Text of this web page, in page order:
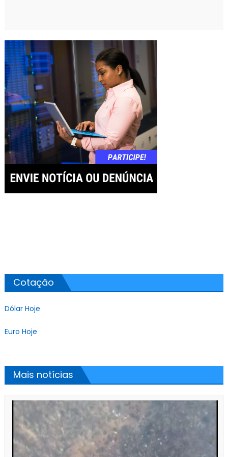
Cotação
Dólar Hoje
Euro Hoje
Mais notícias